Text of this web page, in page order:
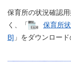
保育所の状況確認
く、「
保育所
B] 」をダウンロー